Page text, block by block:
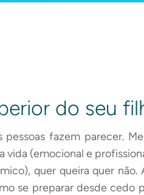
do seu
fazem parecer.
vida (emocional e
quer queira quer não.
se preparar desde cedo